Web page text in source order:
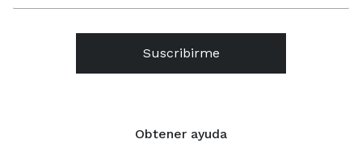
Obtener ayuda
Suscribirme